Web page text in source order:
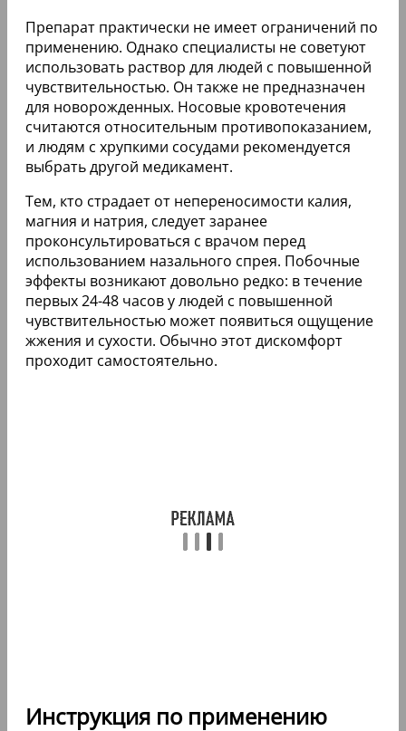
Препарат практически не имеет ограничений по
применению. Однако специалисты не советуют
использовать раствор для людей с повышенной
чувствительностью. Он также не предназначен
для новорожденных. Носовые кровотечения
считаются относительным противопоказанием,
и людям с хрупкими сосудами рекомендуется
выбрать другой медикамент.
Тем, кто страдает от непереносимости калия,
магния и натрия, следует заранее
проконсультироваться с врачом перед
использованием назального спрея. Побочные
эффекты возникают довольно редко: в течение
первых 24-48 часов у людей с повышенной
чувствительностью может появиться ощущение
жжения и сухости. Обычно этот дискомфорт
проходит самостоятельно.
Инструкция по применению